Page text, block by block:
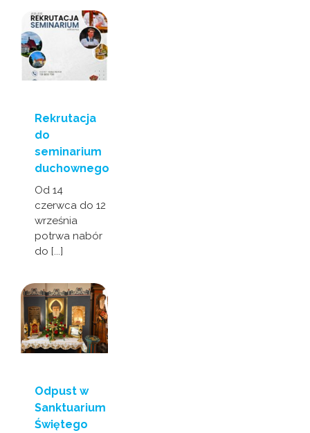
Rekrutacja
do
seminarium
duchownego
Od 14
czerwca do 12
września
potrwa nabór
do [...]
Odpust w
Sanktuarium
Świętego